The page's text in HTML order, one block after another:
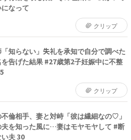
なって
クリップ
「知らない」失礼を承知で自分で調べた
告げた結果 #27歳第2子妊娠中に不整
クリップ
不倫相手、妻と対峙「彼は繊細なの♡」
夫を知った風に…妻はモヤモヤして #断
夫 30